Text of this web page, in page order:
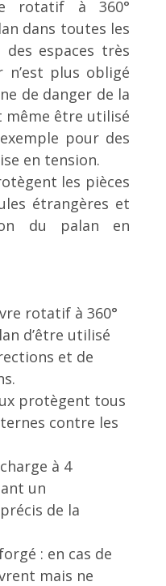
rotatif à 360°
dans toutes les
espaces très
n’est plus obligé
de danger de la
même être utilisé
pour des
en tension.
les pièces
étrangères et
du palan en
rotatif à 360°
d’être utilisé
et de
protègent tous
contre les
à 4
un
de la
: en cas de
mais ne